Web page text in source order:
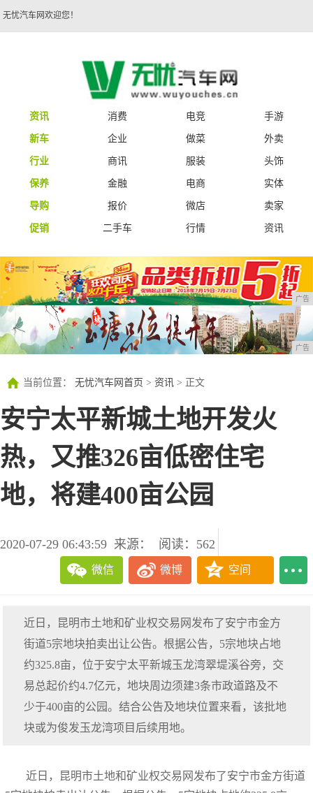
无忧汽车网欢迎您！
资讯 消费 电竞
手游
新车
企业 做菜
外卖
行业
商讯 服装
头饰
保养
金融 电商
实体
导购
报价 微店
卖家
促销
二手车 行情 资讯
广告
广告
当前位置： 无忧汽车网首页 > 资讯 > 正文
安宁太平新城土地开发火
热，又推326亩低密住宅
地，将建400亩公园
2020-07-29 06:43:59 来源： 阅读：562
微信 微博 空间
近日，昆明市土地和矿业权交易网发布了安宁市金方
街道5宗地块拍卖出让公告。根据公告，5宗地块占地
约325.8亩，位于安宁太平新城玉龙湾翠堤溪谷旁，交
易总起价约4.7亿元，地块周边须建3条市政道路及不
少于400亩的公园。结合公告及地块位置来看，该批地
块或为俊发玉龙湾项目后续用地。
近日，昆明市土地和矿业权交易网发布了安宁市金方街道